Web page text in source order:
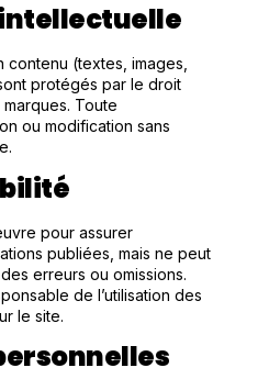
contenu (textes, images,
protégés par le droit
Toute
ou modification sans
pour assurer
publiées, mais ne peut
erreurs ou omissions.
de l’utilisation des
le site.